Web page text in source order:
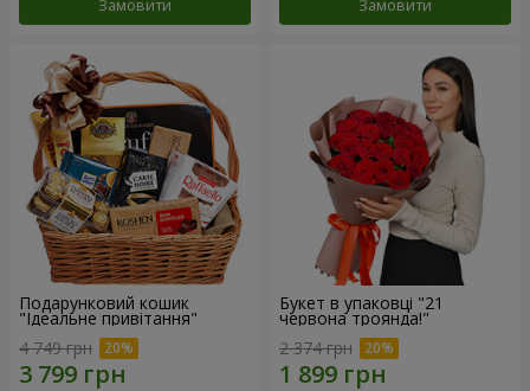
Замовити Замовити
Подарунковий кошик
"Ідеальне привітання"
4 749 грн
Букет в упаковці "21
червона троянда!"
2 374 грн